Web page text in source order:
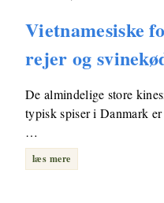
Vietnamesiske
rejer og
De almindelige store
typisk spiser i Danmark
…
læs mere